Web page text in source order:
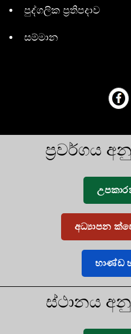
පුද්ගලික ප්‍රතිපදාව
සම්මාන
ප්‍රවර්ගය
අධ්‍යාපන
භාණ්ඩ
ස්ථානය